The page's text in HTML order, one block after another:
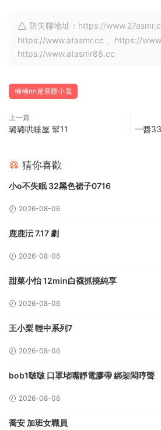
防失聯地址：https://
https://www.atasmr.cc 、https://
https://www.atasmr88.cc
楠楠nn是個膽小鬼
上一篇
璐璐哄睡屋 幫11
一醬
猜你喜歡
小o不失眠 32黑色裙子0716
2026-08-06
鹿鹿沄 7.17 劇
2026-08-06
甜菜小怡 12min白襪抓撓純享
2026-08-06
王小梨 輕中系列7
2026-08-06
bob1啵啵 口罩堵嘴靜電膠帶 綁架悶哼聲
2026-08-06
喬安 加班女職員